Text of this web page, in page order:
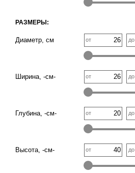
РАЗМЕРЫ:
Диаметр, см от до
Ширина, -см- от до
Глубина, -см- от до
Высота, -см- от до